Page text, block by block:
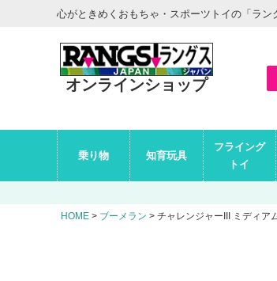
心がときめくおもちゃ・スポーツトイの「ラ
オンラインショップ
ル
ビ
乗り物 知育玩具
フライング
トイ
HOME ブーメラン チャレンジャーIII ミディア